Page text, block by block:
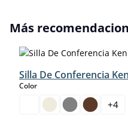
Omitir la galería de productos
Más
Silla De Conferencia
Colorselect
+4